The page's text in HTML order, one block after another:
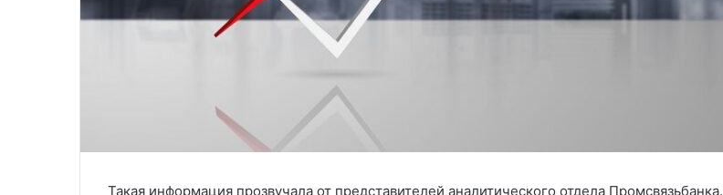
Такая информация прозвучала от представителей аналитического отдела Промсвязьбанка.